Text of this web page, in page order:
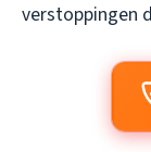
verstoppingen